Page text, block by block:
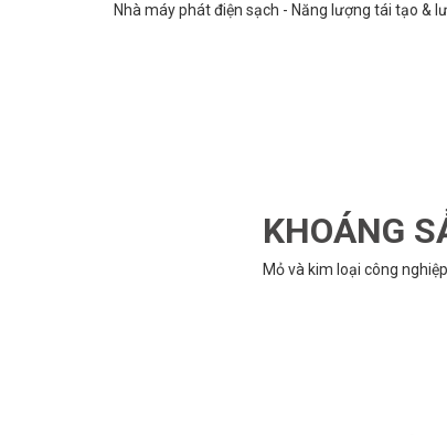
Nhà máy phát điện sạch - Năng lượng tái tạo &
KHOÁNG
Mỏ và kim loại công